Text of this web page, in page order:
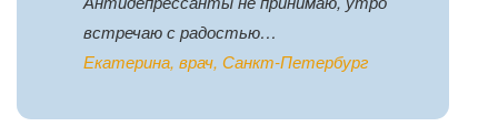
встречаю с радостью…
Екатерина, врач, Санкт-Петербург